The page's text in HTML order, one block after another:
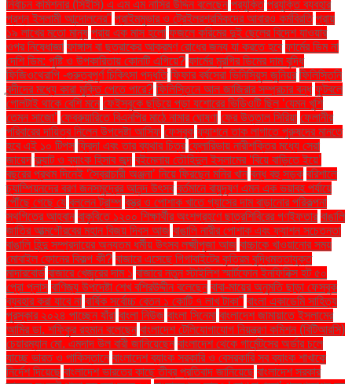
নির্বাচন কমিশনার (সিইসি) এ এম এম নাসির উদ্দিন বলেছেন প্রযুক্তি প্রযুক্তি ব্যবহার
প্রশ্ন ইসলামী আন্দোলনের" প্রাইমমুভার ও ট্রেইলরশ্রমিকদের আবারও কর্মবিরতি প্রায়
১৯ লাখের মতো মানুষ প্রায় এক মাস হলো ফজলে করিমের দুই ছেলের বিদেশ যাওয়ার
ওপর নিষেধাজ্ঞা ফাঙ্গাস বা ছত্রাকের আক্রমণ রোধের জন্য যা করতে হবে ফার্মের ডিম না
দেশি ডিম: পুষ্টি ও উপকারিতায় কোনটি এগিয়ে? ফার্মের মুরগির ডিমের দাম বৃদ্ধি
ফিজিওথেরাপি -গুরুত্বপূর্ণ চিকিৎসা পদ্ধতি ফিফার বর্ষসেরা ভিনিসিয়ুস জুনিয়র ফিলিস্তিনি
বন্দীদের মধ্যে কারা মুক্তি পেতে পারে? ফিলিস্তিনে আল জাজিরার সম্প্রচার বন্ধ ফুটবলে
গোলটাই থাকে বেশি মনে ফেইসবুকে ছড়িয়ে পড়া যশোরের ভিডিওটি ছিল ‘যেমন খুশি
তেমন সাজো’ ফেব্রুয়ারিতে বিএনপির মাঠে নামার ঘোষণা ফের উত্তাল সিরিয়া ফেলানীর
পরিবারের দায়িত্ব নিলেন উপদেষ্টা আসিফ ফেসবুক ফ্যাশনে তাক লাগাতে পুরুষদের মানতে
হবে এই ১০ টিপস ফ্রিদা এবং তার ব্যথার চিত্র ফ্লোরিডায় নারীশক্তির মধ্যে সেরা
জায়েদ ফ্ল্যাট ও ব্যাংক হিসাব জব্দ বইমেলায় তৌহিদুল ইসলামের ‘বিয়ে বাড়িতে ইয়ে’
বছরের প্রথম দিনেই ‘স্বৈরাচারী অঞ্জনা’ নিয়ে ফিরছেন মনির খান বন্ধ বহু সড়ক বরিশালে
চ্যাম্পিয়নদের বরণ জনসমুদ্রের আনন্দ উৎসব বর্তমানে বায়ুদূষণ এমন এক ভয়াবহ পর্যায়ে
পৌঁছে গেছে যে বললেন ট্রাম্প বস্ত্র ও পোশাক খাতে গ্যাসের দাম বাড়ানোর পরিকল্পনা
স্থগিতের আহ্বান বাকৃবিতে ১২০০ শিক্ষার্থীর অংশগ্রহণে ছাত্রশিবিরের গণইফতার বাঙালি
জাতির আত্মগৌরবের মহান বিজয় দিবস আজ বাঙালি নারীর পোশাক এবং ফ্যাশন সচেতনতা
বাঙালি হিন্দু সম্প্রদায়ের অন্যতম ধর্মীয় উৎসব লক্ষ্মীপূজা আজ বাচ্চাকে খাওয়ানোর সময়
মোবাইল ফোনের বিকল্প কী? বাজারে এসেছে গিগাবাইটের কৃত্রিম বুদ্ধিমত্তাযুক্ত
মাদারবোর্ড বাজারে খেজুরের দাম ১ বাজারে নতুন স্টাইলিশ স্মার্টফোন ইনফিনিক্স হট ৫০
প্রো প্লাস বাণিজ্য উপদেষ্টা শেখ বশিরউদ্দীন বলেছেন বাবা-মায়ের অনুমতি ছাড়া ফেসবুক
ব্যবহার করা যাবে না বার্ষিক সর্বোচ্চ বেতন ১ কোটি ৭ লাখ টাকা" বাংলা একাডেমি সাহিত্য
পুরস্কার ২০২৪ পাচ্ছেন যাঁরা বাংলা নিউজ বাংলা সিনেমা বাংলাদেশ জামায়াতে ইসলামের
আমির ডা. শফিকুর রহমান বলেছেন বাংলাদেশ টেলিযোগাযোগ নিয়ন্ত্রণ কমিশন (বিটিআরসি)
চেয়ারম্যান মো. এমদাদ উল বারী জানিয়েছেন বাংলাদেশ থেকে গার্মেন্টসের অর্ডার চলে
যাচ্ছে ভারত ও পাকিস্তানে বাংলাদেশ ব্যাংক সরকারি ও বেসরকারি সব ব্যাংক শাখাকে
নির্দেশ দিয়েছে বাংলাদেশ ভারতের কাছে তীব্র প্রতিবাদ জানিয়েছে বাংলাদেশ সরকার